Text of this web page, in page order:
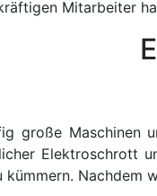
Mitarbeiter
große Maschinen
Elektroschrott